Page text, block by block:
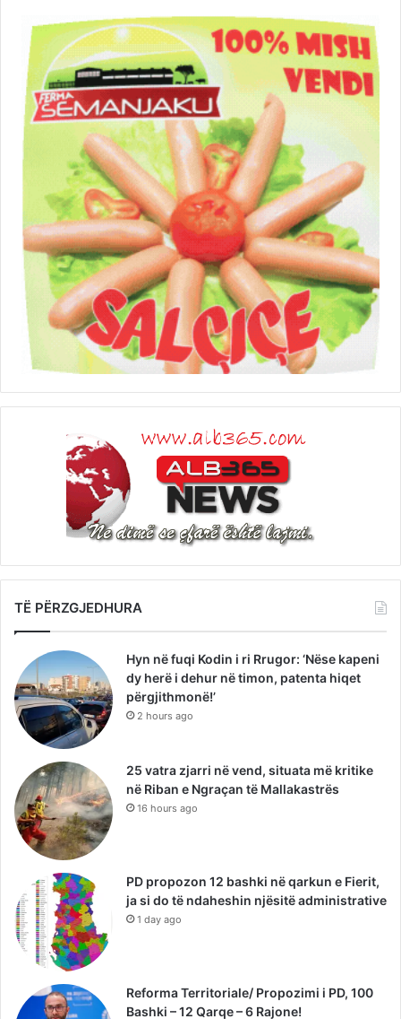
TË PËRZGJEDHURA
Hyn në fuqi Kodin i ri Rrugor: ‘Nëse kapeni
dy herë i dehur në timon, patenta hiqet
përgjithmonë!’
2 hours ago
25 vatra zjarri në vend, situata më kritike
në Riban e Ngraçan të Mallakastrës
16 hours ago
PD propozon 12 bashki në qarkun e Fierit,
ja si do të ndaheshin njësitë administrative
1 day ago
Reforma Territoriale/ Propozimi i PD, 100
Bashki – 12 Qarqe – 6 Rajone!